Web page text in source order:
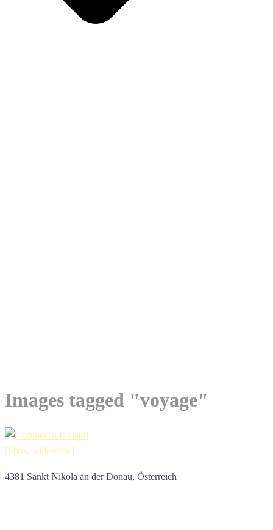
Images tagged "voyage"
[Show slideshow]
4381 Sankt Nikola an der Donau, Österreich